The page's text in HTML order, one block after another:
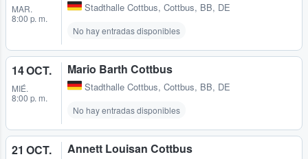
MAR.
8:00 p. m.
Stadthalle Cottbus, Cottbus, BB, DE
No hay entradas disponibles
14 OCT.
MIÉ.
8:00 p. m.
Mario Barth Cottbus
Stadthalle Cottbus, Cottbus, BB, DE
No hay entradas disponibles
21 OCT. Annett Louisan Cottbus